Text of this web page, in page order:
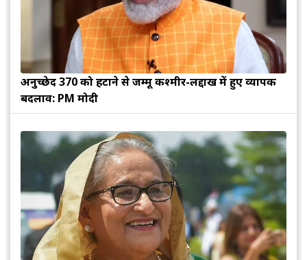
अनुच्छेद 370 को हटाने से जम्मू कश्मीर-लद्दाख में हुए व्यापक
बदलाव: PM मोदी